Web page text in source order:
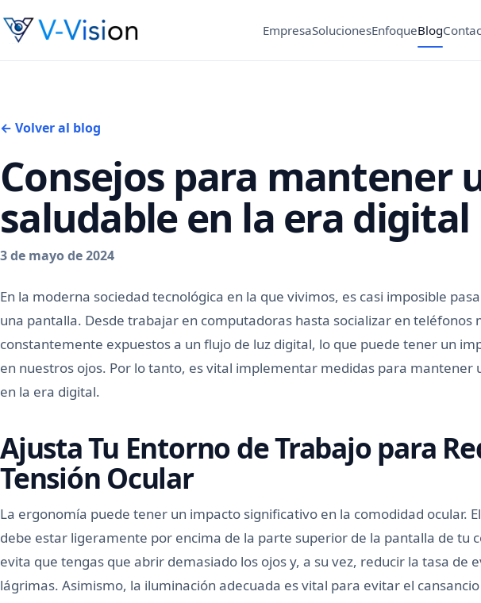
EmpresaSolucionesEnfoqueBlog
← Volver al blog
Consejos para mantener
saludable en la era digital
3 de mayo de 2024
En la moderna sociedad tecnológica en la que vivimos, es casi imposible
una pantalla. Desde trabajar en computadoras hasta socializar en teléfonos
constantemente expuestos a un flujo de luz digital, lo que puede tener un
en nuestros ojos. Por lo tanto, es vital implementar medidas para mantener
en la era digital.
Ajusta Tu Entorno de Trabajo para
Tensión Ocular
La ergonomía puede tener un impacto significativo en la comodidad ocular.
debe estar ligeramente por encima de la parte superior de la pantalla de tu
evita que tengas que abrir demasiado los ojos y, a su vez, reducir la tasa de
lágrimas. Asimismo, la iluminación adecuada es vital para evitar el